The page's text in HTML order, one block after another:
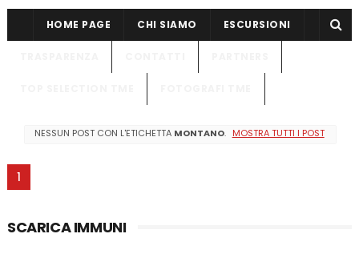
HOME PAGE CHI SIAMO ESCURSIONI
NESSUN POST CON L'ETICHETTA MONTANO. MOSTRA TUTTI I POST
1
SCARICA IMMUNI